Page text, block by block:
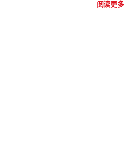
阅读更多